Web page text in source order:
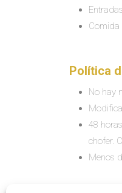
Entradas
Comida
Política
No hay
48
chofer.
Menos